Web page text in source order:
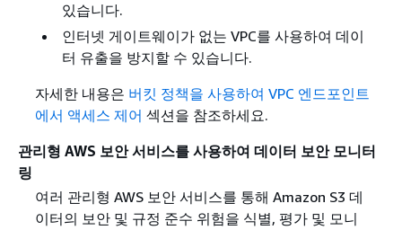
있습니다.
인터넷 게이트웨이가 없는 VPC를 사용하여 데이
터 유출을 방지할 수 있습니다.
자세한 내용은 버킷 정책을 사용하여 VPC 엔드포인트
에서 액세스 제어 섹션을 참조하세요.
관리형 AWS 보안 서비스를 사용하여 데이터 보안 모니터
링
여러 관리형 AWS 보안 서비스를 통해 Amazon S3 데
이터의 보안 및 규정 준수 위험을 식별, 평가 및 모니